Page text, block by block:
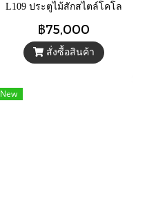
L109 ประตูไม้สักสไตล์โคโล
บนเนื้อไม้สีเข้ม แกะสลัก
ลวดลายโดดเด่นเต็มบาน
฿75,000
สั่งซื้อสินค้า
New